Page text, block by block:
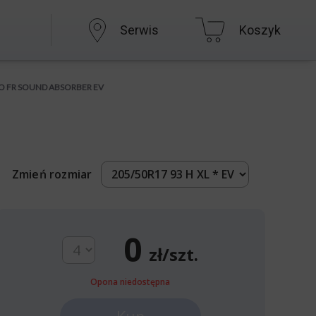
Serwis Koszyk
SOUND ABSORBER EV
Zmień rozmiar
0 zł/szt.
Opona niedostępna